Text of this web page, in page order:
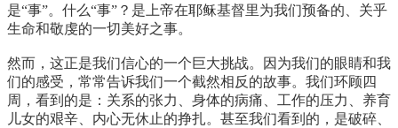
是“事”。什么“事”？是上帝在耶稣基督里为我们预备的、关乎
生命和敬虔的一切美好之事。
然而，这正是我们信心的一个巨大挑战。因为我们的眼睛和我
们的感受，常常告诉我们一个截然相反的故事。我们环顾四
周，看到的是：关系的张力、身体的病痛、工作的压力、养育
儿女的艰辛、内心无休止的挣扎。甚至我们看到的，是破碎、